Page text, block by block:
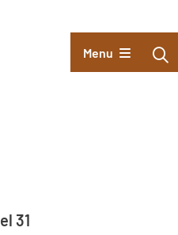
Hoofdmenu
Menu
31